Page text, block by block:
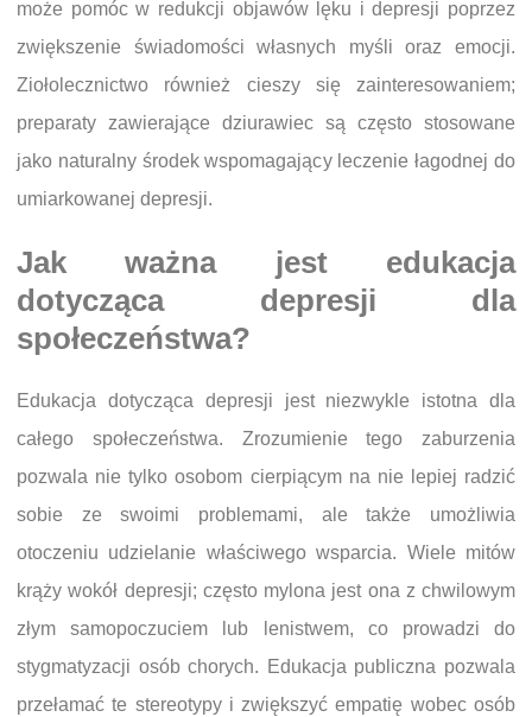
może pomóc w redukcji objawów lęku i depresji poprzez
zwiększenie świadomości własnych myśli oraz emocji.
Ziołolecznictwo również cieszy się zainteresowaniem;
preparaty zawierające dziurawiec są często stosowane
jako naturalny środek wspomagający leczenie łagodnej do
umiarkowanej depresji.
Jak ważna jest edukacja
dotycząca depresji dla
społeczeństwa?
Edukacja dotycząca depresji jest niezwykle istotna dla
całego społeczeństwa. Zrozumienie tego zaburzenia
pozwala nie tylko osobom cierpiącym na nie lepiej radzić
sobie ze swoimi problemami, ale także umożliwia
otoczeniu udzielanie właściwego wsparcia. Wiele mitów
krąży wokół depresji; często mylona jest ona z chwilowym
złym samopoczuciem lub lenistwem, co prowadzi do
stygmatyzacji osób chorych. Edukacja publiczna pozwala
przełamać te stereotypy i zwiększyć empatię wobec osób